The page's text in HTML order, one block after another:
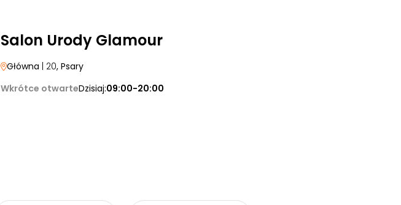
Salon Urody Glamour
Główna | 20, Psary
Wkrótce otwarteDzisiaj:09:00-20:00